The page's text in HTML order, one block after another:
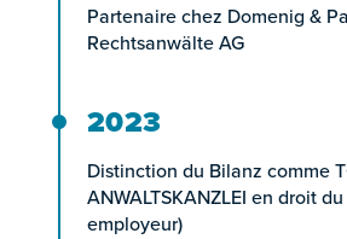
Partenaire chez Domenig &
Rechtsanwälte AG
2023
Distinction du Bilanz comme
ANWALTSKANZLEI en droit
employeur)